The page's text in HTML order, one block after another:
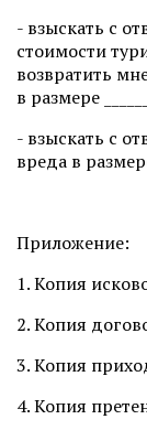
- взыскать с
стоимости
возвратить
в размере
- взыскать с
вреда в
Приложение:
1. Копия
2. Копия
3. Копия
4. Копия